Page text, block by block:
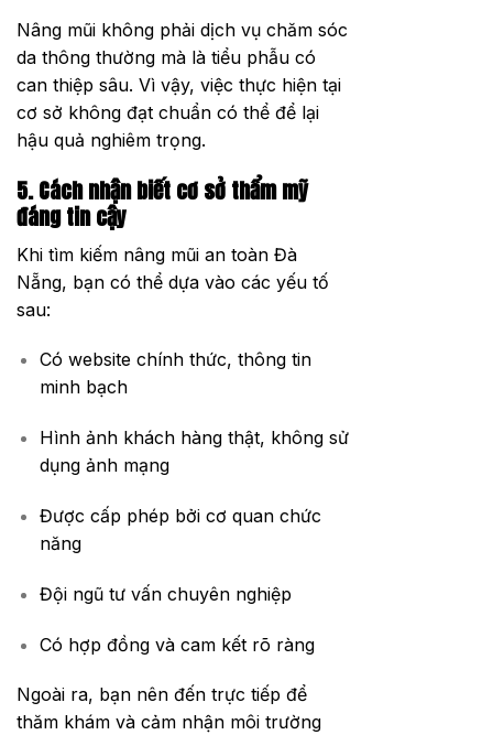
Nâng mũi không phải dịch vụ chăm sóc
da thông thường mà là tiểu phẫu có
can thiệp sâu. Vì vậy, việc thực hiện tại
cơ sở không đạt chuẩn có thể để lại
hậu quả nghiêm trọng.
5. Cách nhận biết cơ sở thẩm mỹ
đáng tin cậy
Khi tìm kiếm nâng mũi an toàn Đà
Nẵng, bạn có thể dựa vào các yếu tố
sau:
Có website chính thức, thông tin
minh bạch
Hình ảnh khách hàng thật, không sử
dụng ảnh mạng
Được cấp phép bởi cơ quan chức
năng
Đội ngũ tư vấn chuyên nghiệp
Có hợp đồng và cam kết rõ ràng
Ngoài ra, bạn nên đến trực tiếp để
thăm khám và cảm nhận môi trường